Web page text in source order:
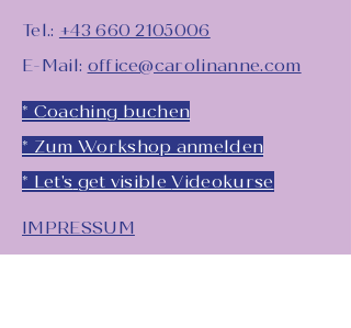
Tel.: +43 660 2105006
E-Mail: office@carolinanne.com
* Coaching buchen
* Zum Workshop anmelden
* Let's get visibleVideokurse
IMPRESSUM